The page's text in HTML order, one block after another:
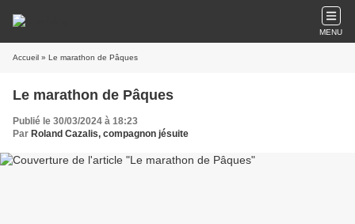
MENU
Accueil » Le marathon de Pâques
Le marathon de Pâques
Publié le 30/03/2024 à 18:23
Par Roland Cazalis, compagnon jésuite